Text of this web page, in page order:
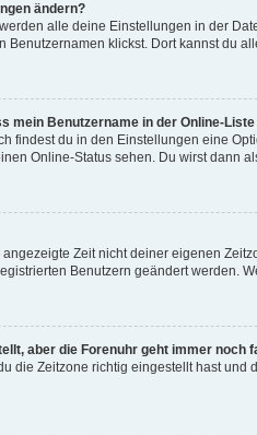
ändern?
alle deine Einstellungen in der
Benutzernamen klickst. Dort kannst du
mein Benutzername in der Online-
findest du in den Einstellungen eine
Online-Status sehen. Du wirst dann
Zeit nicht deiner eigenen
Benutzern geändert werden.
aber die Forenuhr geht immer noch
die Zeitzone richtig eingestellt hast